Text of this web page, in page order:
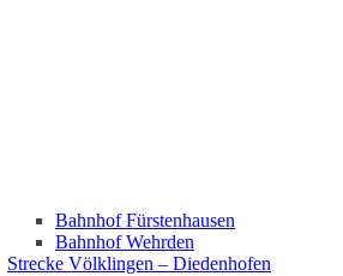
Bahnhof Fürstenhausen
Bahnhof Wehrden
Strecke Völklingen – Diedenhofen